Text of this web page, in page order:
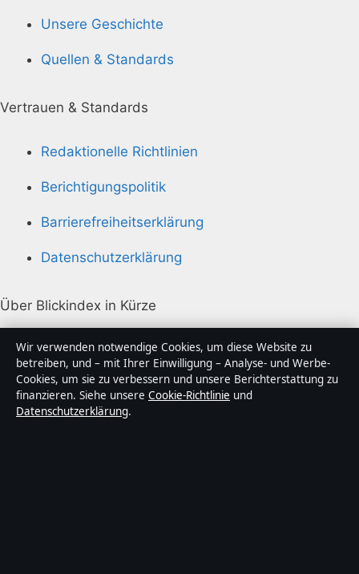
Unsere Geschichte
Quellen & Standards
Vertrauen & Standards
Redaktionelle Richtlinien
Berichtigungspolitik
Barrierefreiheitserklärung
Datenschutzerklärung
Über Blickindex in Kürze
Blickindex ist ein unabhängiger digitaler
Nachrichtenanbieter mit Fokus auf Politik, Wirtschaft,
Technik und Gesellschaft in Deutschland. Jeder Artikel
trägt eine Byline, wird von einem Redakteur geprüft
und vor der Veröffentlichung faktengecheckt.
Wir verwenden notwendige Cookies, um diese Website zu
betreiben, und – mit Ihrer Einwilligung – Analyse- und Werbe-
Cookies, um sie zu verbessern und unsere Berichterstattung zu
finanzieren. Siehe unsere Cookie-Richtlinie und
Datenschutzerklärung.